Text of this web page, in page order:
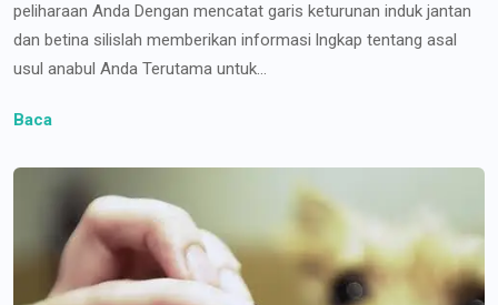
peliharaan Anda Dengan mencatat garis keturunan induk jantan
dan betina silislah memberikan informasi lngkap tentang asal
usul anabul Anda Terutama untuk...
Baca